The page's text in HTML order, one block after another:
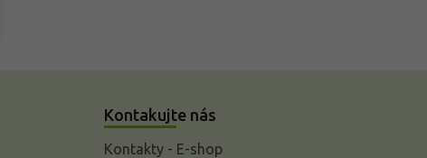
Kontakujte nás
Kontakty - E-shop